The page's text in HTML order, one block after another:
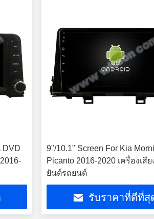
DVD
9"/10.1" Screen For Kia
Picanto 2016-2020 เครื่องเสีย
ยันต์รถยนต์
รับราคาที่ดีที่สุ